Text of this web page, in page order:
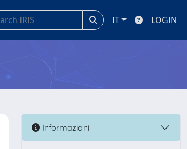
IT LOGIN
Informazioni